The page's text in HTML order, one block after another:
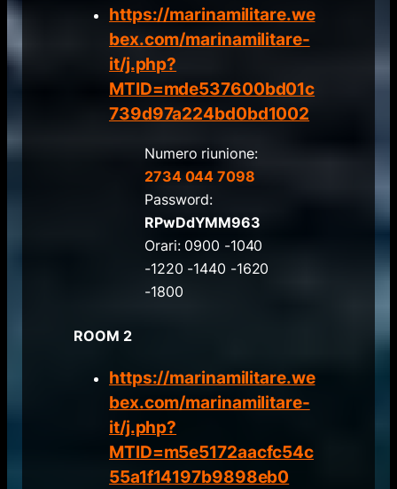
https://marinamilitare.we
bex.com/marinamilitare-
it/j.php?
MTID=mde537600bd01c
739d97a224bd0bd1002
Numero riunione:
2734 044 7098
Password:
RPwDdYMM963
Orari: 0900 -1040
-1220 -1440 -1620
-1800
ROOM 2
https://marinamilitare.we
bex.com/marinamilitare-
it/j.php?
MTID=m5e5172aacfc54c
55a1f14197b9898eb0